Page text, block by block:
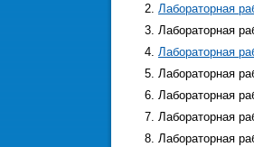
Лабораторная
Лабораторная
Лабораторная
Лабораторная
Лабораторная
Лабораторная
Лабораторная